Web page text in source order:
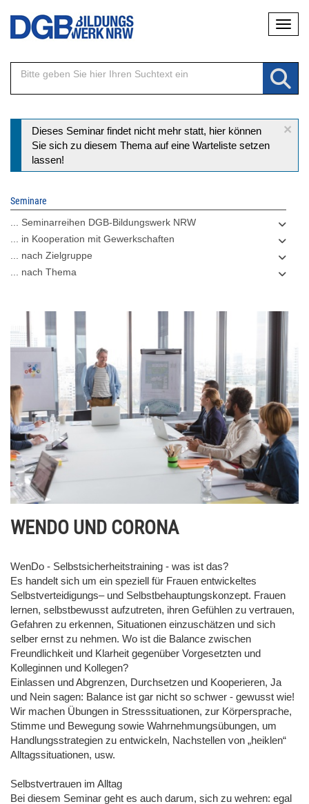
Direkt
Inhalt
×
Statusmeldung
Dieses Seminar findet nicht mehr statt, hier können
Sie sich zu diesem Thema auf eine Warteliste setzen
lassen!
Seminare
... Seminarreihen DGB-Bildungswerk NRW
... in Kooperation mit Gewerkschaften
... nach Zielgruppe
... nach Thema
WENDO UND CORONA
WenDo - Selbstsicherheitstraining - was ist das?
Es handelt sich um ein speziell für Frauen entwickeltes
Selbstverteidigungs– und Selbstbehauptungskonzept. Frauen
lernen, selbstbewusst aufzutreten, ihren Gefühlen zu vertrauen,
Gefahren zu erkennen, Situationen einzuschätzen und sich
selber ernst zu nehmen. Wo ist die Balance zwischen
Freundlichkeit und Klarheit gegenüber Vorgesetzten und
Kolleginnen und Kollegen?
Einlassen und Abgrenzen, Durchsetzen und Kooperieren, Ja
und Nein sagen: Balance ist gar nicht so schwer - gewusst wie!
Wir machen Übungen in Stresssituationen, zur Körpersprache,
Stimme und Bewegung sowie Wahrnehmungsübungen, um
Handlungsstrategien zu entwickeln, Nachstellen von „heiklen“
Alltagssituationen, usw.
Selbstvertrauen im Alltag
Bei diesem Seminar geht es auch darum, sich zu wehren: egal